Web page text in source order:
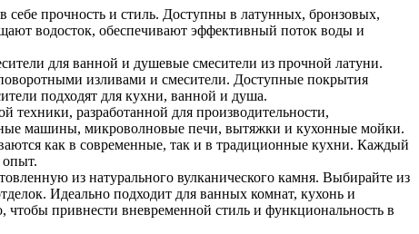
прочность и стиль. Доступны в латунных, бронзовых,
водосток, обеспечивают эффективный поток воды и
для ванной и душевые смесители из прочной латуни.
изливами и смесители. Доступные покрытия
подходят для кухни, ванной и душа.
техники, разработанной для производительности,
машины, микроволновые печи, вытяжки и кухонные мойки.
как в современные, так и в традиционные кухни. Каждый
опыт.
из натурального вулканического камня. Выбирайте из
Идеально подходит для ванных комнат, кухонь и
чтобы привнести вневременной стиль и функциональность в